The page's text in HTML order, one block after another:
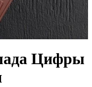
Цифры